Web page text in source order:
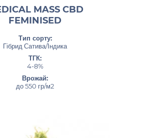
MASS CBD
FEMINISED
Тип сорту:
Гібрид Сатива/Індика
ТГК:
4-8%
Врожай:
до 550 гр/м2